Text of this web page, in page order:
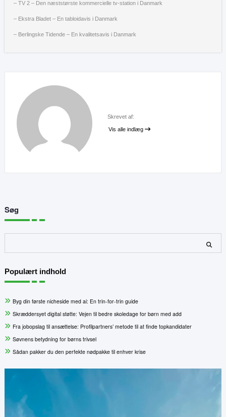
– TV 2 – Den næststørste kommercielle tv-station i Danmark
– Ekstra Bladet – En tabloidavis i Danmark
– Berlingske Tidende – En kvalitetsavis i Danmark
Skrevet af:
Vis alle indlæg
Søg
Populært indhold
Byg din første nicheside med ai: En trin-for-trin guide
Skræddersyet digital støtte: Vejen til bedre skoledage for børn med add
Fra jobopslag til ansættelse: Profilpartners’ metode til at finde topkandidater
Søvnens betydning for børns trivsel
Sådan pakker du den perfekte nødpakke til enhver krise